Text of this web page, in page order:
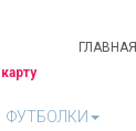
ФУТБОЛКИ
ГЛАВНАЯ